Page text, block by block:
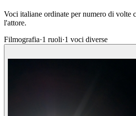
Voci italiane ordinate per numero di volte
l'attore.
Filmografia·1 ruoli·1 voci diverse